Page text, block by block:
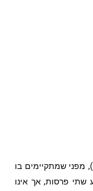
מפני שמתקיימים בו
פרסות, אך אינו